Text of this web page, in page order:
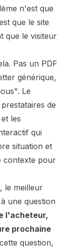
n'est que
que le site
que le visiteur
Pas un PDF
générique,
Le
de
les
qui
situation et
contexte pour
le meilleur
une question
l'acheteur,
prochaine
question,